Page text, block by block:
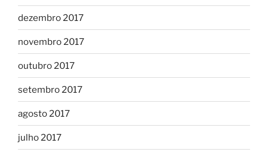
dezembro 2017
novembro 2017
outubro 2017
setembro 2017
agosto 2017
julho 2017